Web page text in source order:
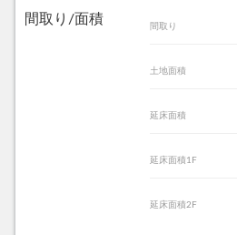
間取り/面積 間取り
土地面積
延床面積
延床面積1F
延床面積2F